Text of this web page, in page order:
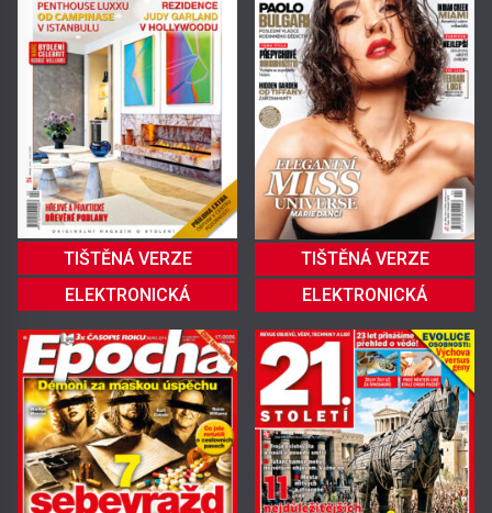
TIŠTĚNÁ VERZE
ELEKTRONICKÁ
TIŠTĚNÁ VERZE
ELEKTRONICKÁ